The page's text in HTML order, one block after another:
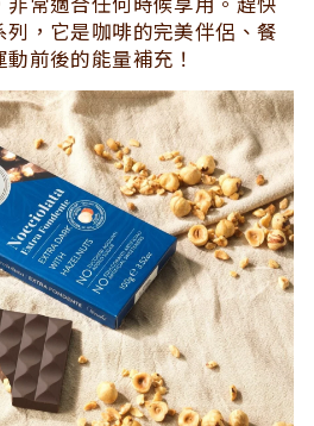
，它是咖啡的完美伴侶、餐
前後的能量補充！